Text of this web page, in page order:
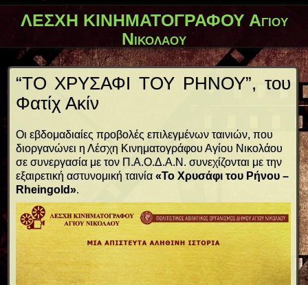
ΛΕΣΧΗ ΚΙΝΗΜΑΤΟΓΡΑΦΟΥ Αγίου
Νικολάου
“ΤΟ ΧΡΥΣΑΦΙ ΤΟΥ ΡΗΝΟΥ”, του
Φατίχ Ακίν
Οι εβδομαδιαίες προβολές επιλεγμένων ταινιών, που
διοργανώνει η Λέσχη Κινηματογράφου Αγίου Νικολάου
σε συνεργασία με τον Π.Α.Ο.Δ.Α.Ν. συνεχίζονται με την
εξαιρετική αστυνομική ταινία «Το Χρυσάφι του Ρήνου –
Rheingold».